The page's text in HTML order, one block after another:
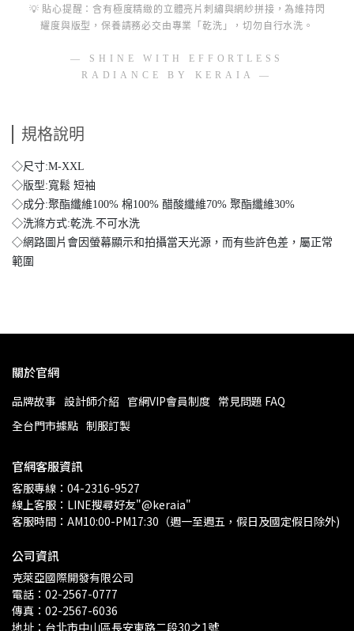
💡 貼心提醒：含有極度精緻的立體亮片刺繡與網紗拼接，為維持閃
耀度與版型，保養請務必交由專業「乾洗」，切勿自行水洗。
— SHINE WITH EFFORTLESS
RADIANCE BY KERAIA —
規格說明
◇尺寸:M-XXL
◇版型:寬鬆 短袖
◇成分:聚酯纖維100% 棉100% 醋酸纖維70% 聚酯纖維30%
◇洗滌方式:乾洗.不可水洗
◇網路圖片會因螢幕顯示和拍攝當天光源，而有些許色差，屬正常
範圍
關於官網
品牌故事 設計師介紹 官網VIP會員制度 常見問題 FAQ
全台門市據點 制服訂製
官網客服資訊
客服專線：04-2316-9527
線上客服：LINE搜尋好友"@keraia"
客服時間：AM10:00-PM17:30（週一至週五，假日及國定假日除外)
公司資訊
克萊亞國際開發有限公司
電話：02-2567-0777
傳真：02-2567-6036
地址：台北市中山區長安東路二段30之1號